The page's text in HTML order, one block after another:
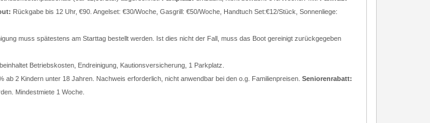
Rückgabe bis 12 Uhr, €90. Angelset: €30/Woche, Gasgrill: €50/Woche, Handtuch Set:€12/Stück, Sonnenliege:
muss spätestens am Starttag bestellt werden. Ist dies nicht der Fall, muss das Boot gereinigt zurückgegeben
Betriebskosten, Endreinigung, Kautionsversicherung, 1 Parkplatz.
ab 2 Kindern unter 18 Jahren. Nachweis erforderlich, nicht anwendbar bei den o.g. Familienpreisen. Seniorenrabatt:
Mindestmiete 1 Woche.